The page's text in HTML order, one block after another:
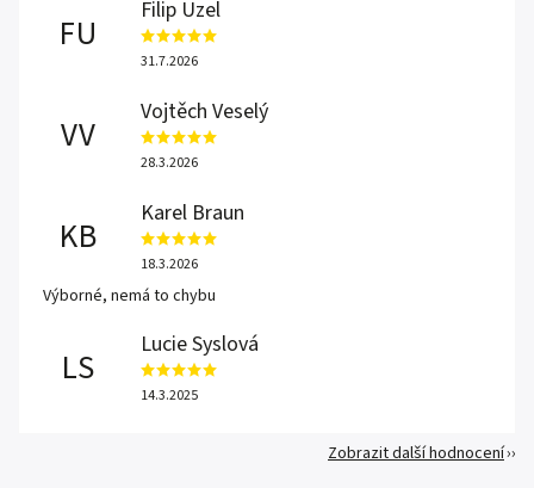
FU
Filip Uzel
31.7.2026
VV
Vojtěch Veselý
28.3.2026
KB
Karel Braun
18.3.2026
Výborné, nemá to chybu
LS
Lucie Syslová
14.3.2025
Zobrazit další hodnocení